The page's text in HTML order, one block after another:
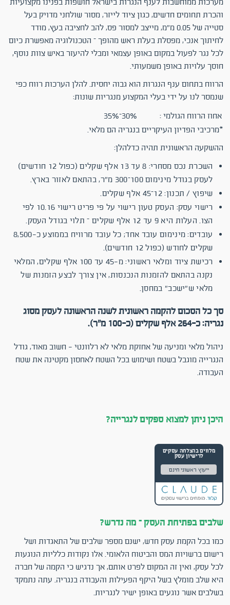
והכרת תחומים חדשים, כגון ציוד לייזר, מסור שולחני מדויק בעל
סטייה של 0.05 מ"מ, מייצב למסור פס, להב לחציבה בעץ, מודד
לחיתוך אנכי, מפסלת בעלת ראש מהופך – הטכנולוגיה מאפשרת כיום
לכל נגר לפעול במקום באופן עצמאי ומבלי להיעזר באיש צוות נוסף,
חוסך עלויות באופן משמעותי.
הרווח בתחום ענף הנגרות הוא גבוה יחסית. להלן הערכות רווח כפי
שנמסר לנו על ידי בעלי המקצוע מנגריות שונות:
אחוז הרווח הגולמי :
*מרכיבי הפדיון העיקריים בנגריה הם מלאי.
ההשקעה הראשונית תהיה כדלהלן:
השכרת נכס מסחרי: 8 עד 13 אלף שקלים (כפול 12 חודשים)
לעסק בגודל מינימום 100–300 מ"ר, בהתאם לאזור בארץ.
שיפוץ / תכנון: 12–45 אלף שקלים.
רישוי עסק: העסק טעון רישוי על פי פריט רישוי 10.16 לפי
הצו. העלות היא 9 עד 12 אלף שקלים – תלוי בגודל העסק.
עובדים: מינימום עובד אחד; כל עובד מרוויח בממוצע כ-8,500
שקלים לחודש (כפול 12 חודשים).
רכישת ציוד ומלאי ראשוני: מ-45 עד 100 אלף שקלים, המלאי
נקנה בהתאם להזמנות הנכנסות, אין צורך לבצע הזמנות של
מלאי ש"ישכב" במחסן.
סך כל הסכום להקמה ראשונית לשנה הראשונה לעסק מסוג
נגריה: כ-264 אלף שקלים (כ-100 מ"ר).
ניהול מלאי ומניעה של אחזקת מלאי לא רלוונטי - חשוב מאוד, גודל
הנגרייה מוגבל בשטח ושימוש בכל השטח לאחסון מקטינה את שטח
העבודה.
היכן ניתן למצוא ספקים לנגרייה?
מלווים בהצלחה עסקים
לרישיון עסק
ייעוץ ראשוני חינם
שלבים בפתיחת העסק – מה נדרש?
כמו בכל הקמת עסק חדש, ישנם מספר שלבים של התאגדות ושל
רישום ברשויות המס והביטוח הלאומי. אלו נקודות כלליות הנוגעות
לכל עסק, ואין זה המקום לפרט אותם, אך נדגיש כי הקמה של חברה
היא שלב מומלץ בשל היקף הפעילות והעבודה בנגריה. עתה נתמקד
בשלבים אשר נוגעים באופן ישיר לנגריות.